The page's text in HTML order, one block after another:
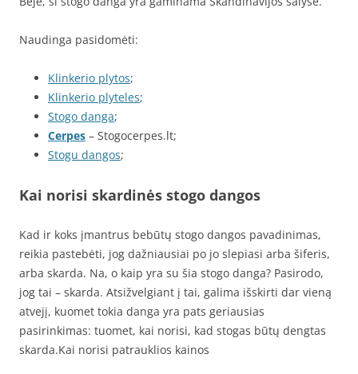
Naudinga pasidomėti:
Klinkerio plytos;
Klinkerio plyteles;
Stogo danga;
Cerpes – Stogocerpes.lt;
Stogu dangos;
Kai norisi skardinės stogo dangos
Kad ir koks įmantrus bebūtų stogo dangos pavadinimas,
reikia pastebėti, jog dažniausiai po jo slepiasi arba šiferis,
arba skarda. Na, o kaip yra su šia stogo danga? Pasirodo,
jog tai – skarda. Atsižvelgiant į tai, galima išskirti dar vieną
atvejį, kuomet tokia danga yra pats geriausias
pasirinkimas: tuomet, kai norisi, kad stogas būtų dengtas
skarda.Kai norisi patrauklios kainos